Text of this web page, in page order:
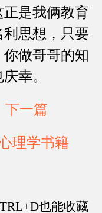
是我俩教育
思想，只要
做哥哥的知
幸。
下一篇
理学书籍
也能收藏